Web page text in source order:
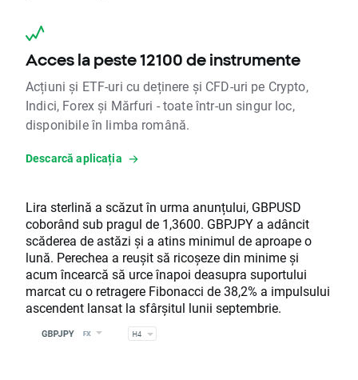
Acces la peste 12100 de instrumente
Acțiuni și ETF-uri cu deținere și CFD-uri pe Crypto,
Indici, Forex și Mărfuri - toate într-un singur loc,
disponibile în limba română.
Descarcă aplicația
Lira sterlină a scăzut în urma anunțului, GBPUSD
coborând sub pragul de 1,3600. GBPJPY a adâncit
scăderea de astăzi și a atins minimul de aproape o
lună. Perechea a reușit să ricoșeze din minime și
acum încearcă să urce înapoi deasupra suportului
marcat cu o retragere Fibonacci de 38,2% a impulsului
ascendent lansat la sfârșitul lunii septembrie.